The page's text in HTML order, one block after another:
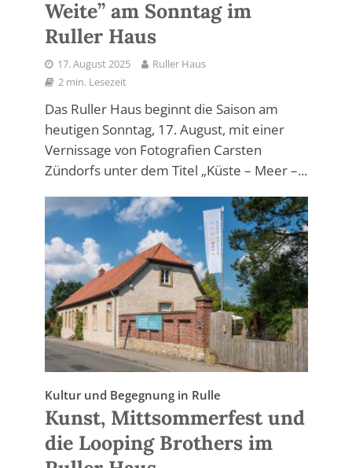
Weite” am Sonntag im
Ruller Haus
17. August 2025
Ruller Haus
2 min. Lesezeit
Das Ruller Haus beginnt die Saison am
heutigen Sonntag, 17. August, mit einer
Vernissage von Fotografien Carsten
Zündorfs unter dem Titel „Küste – Meer –...
Kultur und Begegnung in Rulle
Kunst, Mittsommerfest und
die Looping Brothers im